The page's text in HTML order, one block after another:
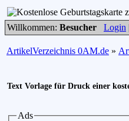
Willkommen: Besucher Login
ArtikelVerzeichnis 0AM.de »
Text Vorlage für Druck einer
Ads